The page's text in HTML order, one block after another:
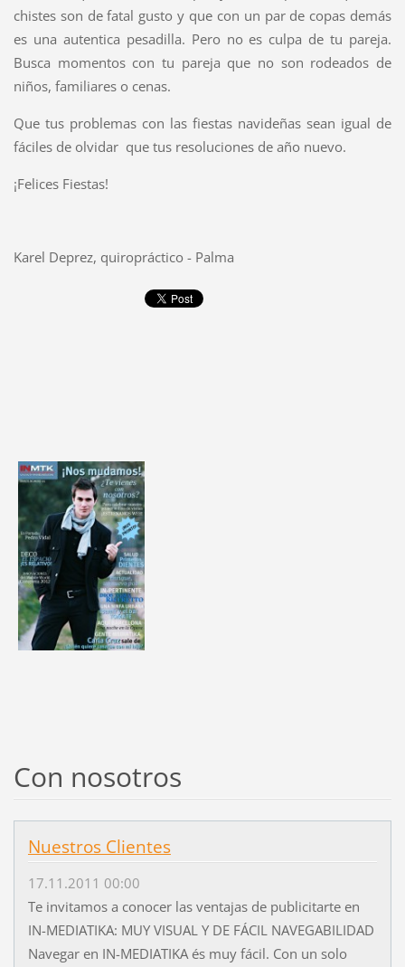
chistes son de fatal gusto y que con un par de copas demás
es una autentica pesadilla. Pero no es culpa de tu pareja.
Busca momentos con tu pareja que no son rodeados de
niños, familiares o cenas.
Que tus problemas con las fiestas navideñas sean igual de
fáciles de olvidar que tus resoluciones de año nuevo.
¡Felices Fiestas!
Karel Deprez, quiropráctico - Palma
Con nosotros
Nuestros Clientes
17.11.2011 00:00
Te invitamos a conocer las ventajas de publicitarte en
IN-MEDIATIKA: MUY VISUAL Y DE FÁCIL NAVEGABILIDAD
Navegar en IN-MEDIATIKA és muy fácil. Con un solo